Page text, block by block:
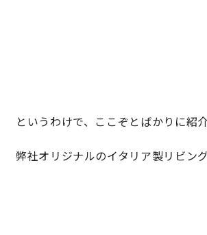
というわけで、ここぞとばかりに紹
弊社オリジナルのイタリア製リビング